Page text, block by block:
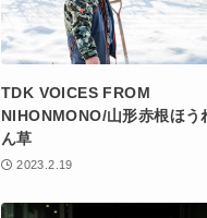
TDK VOICES FROM
NIHONMONO/山形赤根ほう
ん草
2023.2.19